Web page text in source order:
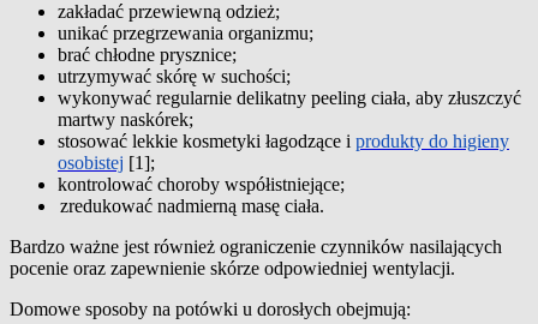
zakładać przewiewną odzież;
unikać przegrzewania organizmu;
brać chłodne prysznice;
utrzymywać skórę w suchości;
wykonywać regularnie delikatny peeling ciała, aby złuszczyć
martwy naskórek;
stosować lekkie kosmetyki łagodzące i produkty do higieny
osobistej [1];
kontrolować choroby współistniejące;
zredukować nadmierną masę ciała.
Bardzo ważne jest również ograniczenie czynników nasilających
pocenie oraz zapewnienie skórze odpowiedniej wentylacji.
Domowe sposoby na potówki u dorosłych obejmują: